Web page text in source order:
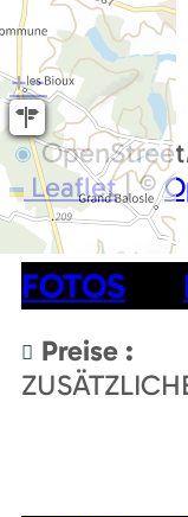
+−
Leaflet |©
FOTOS
Preise :